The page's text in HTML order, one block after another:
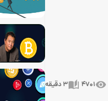
4701
3دقیقه